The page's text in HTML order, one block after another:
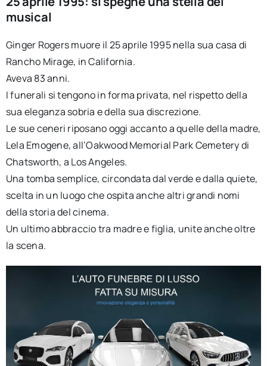
musical
Ginger Rogers muore il 25 aprile 1995 nella sua casa di
Rancho Mirage, in California.
Aveva 83 anni.
I funerali si tengono in forma privata, nel rispetto della
sua eleganza sobria e della sua discrezione.
Le sue ceneri riposano oggi accanto a quelle della madre,
Lela Emogene, all’Oakwood Memorial Park Cemetery di
Chatsworth, a Los Angeles.
Una tomba semplice, circondata dal verde e dalla quiete,
scelta in un luogo che ospita anche altri grandi nomi
della storia del cinema.
Un ultimo abbraccio tra madre e figlia, unite anche oltre
la scena.